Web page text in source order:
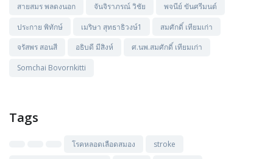
สายสมร พลดงนอก
จันจิราภรณ์ วิชัย
พจนีย์ ขันศรีมนต์
ประกาย พิทักษ์
เมริษา สุทธาธิวงษ์1
สมศักดิ์ เทียมเก่า
จรัสพร สอนสี
อธิบดี มีสิงห์
ศ.นพ.สมศักดิ์ เทียมเก่า
Somchai Bovornkitti
Tags
โรคหลอดเลือดสมอง
stroke